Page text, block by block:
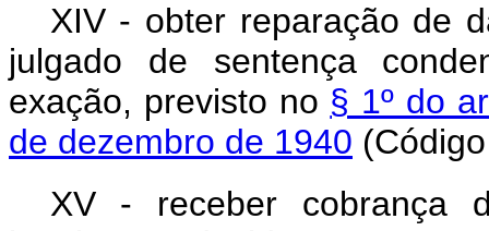
XIV - obter reparação de
julgado de sentença
exação, previsto no § 1º do
de dezembro de 1940
XV - receber cobrança